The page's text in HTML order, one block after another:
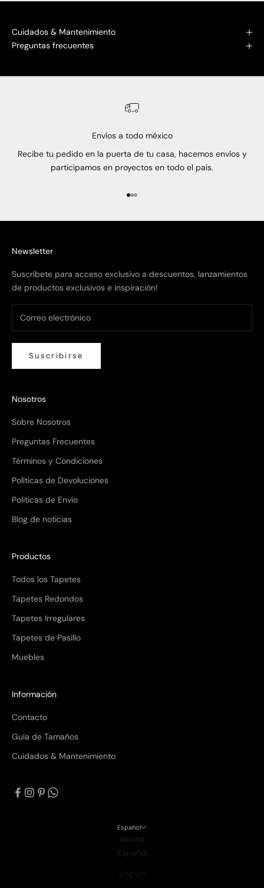
Cuidados & Mantenimiento
Preguntas frecuentes
Envíos a todo méxico
Recibe tu pedido en la puerta de tu casa, hacemos envíos y
participamos en proyectos en todo el país.
Ir al artículo 1
Ir al artículo 2
Ir al artículo 3
Newsletter
Suscríbete para acceso exclusivo a descuentos, lanzamientos
de productos exclusivos e inspiración!
Suscribirse
Nosotros
Sobre Nosotros
Preguntas Frecuentes
Términos y Condiciones
Políticas de Devoluciones
Politicas de Envío
Blog de noticias
Productos
Todos los Tapetes
Tapetes Redondos
Tapetes Irregulares
Tapetes de Pasillo
Muebles
Información
Contacto
Guía de Tamaños
Cuidados & Mantenimiento
Español
Idioma
Español